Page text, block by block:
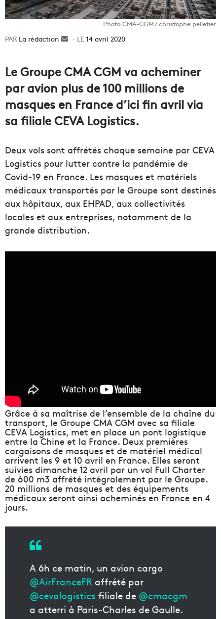
Photo CMA-CGM / christophe pelletier
La rédaction
Envoyer14 avril 2020
Le Groupe CMA CGM va acheminer
par avion plus de 100 millions de
masques en France d’ici fin avril via
sa filiale CEVA Logistics.
Deux vols sont affrétés chaque semaine par CEVA
Logistics pour lutter contre la pandémie de
Covid-19 en France. Les masques et matériels
médicaux transportés par le Groupe sont destinés
aux hôpitaux, aux EHPAD, aux collectivités
locales et aux entreprises, notamment de la
grande distribution.
Grâce à sa maîtrise de l’ensemble de la chaîne du
transport, le Groupe CMA CGM avec sa filiale
CEVA Logistics, met en place un pont logistique
entre la Chine et la France. Deux premières
cargaisons de masques et de matériel médical
arrivent les 9 et 10 avril en France. Elles seront
suivies dimanche 12 avril par un vol Full Charter
de 600 m3 affrété intégralement par le Groupe.
20 millions de masques et des équipements
médicaux seront ainsi acheminés en France en 4
jours.
A 6h ce matin, un avion cargo
@AirFranceFR affrété par
@cevalogistics filiale de @cmacgm
a atterri à Paris-Charles de Gaulle.